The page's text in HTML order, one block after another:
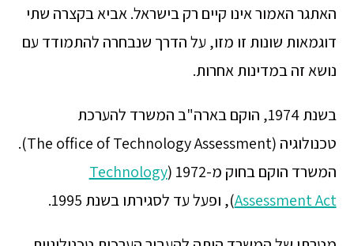
האתגר האמור אינו קיים רק בישראל. אביא בקצרה שתי
דוגמאות שונות זו מזו, על הדרך שנבחרה להתמודד עם
נושא זה במדינות אחרות.
בשנת 1974, הוקם בארה"ב המשרד להערכת
טכנולוגיה (The office of Technology Assessment).
המשרד הוקם בחוק מ-1972 (
Technology
Assessment Act), ופעל עד לסגירתו בשנת 1995.